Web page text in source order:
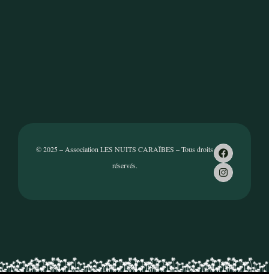
© 2025 – Association LES NUITS CARAÏBES – Tous droits
réservés.